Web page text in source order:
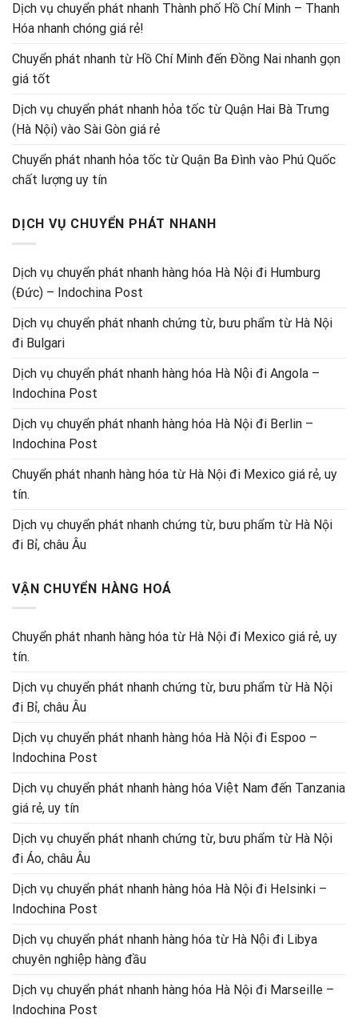
Dịch vụ chuyển phát nhanh Thành phố Hồ Chí Minh – Thanh
Hóa nhanh chóng giá rẻ!
Chuyển phát nhanh từ Hồ Chí Minh đến Đồng Nai nhanh gọn
giá tốt
Dịch vụ chuyển phát nhanh hỏa tốc từ Quận Hai Bà Trưng
(Hà Nội) vào Sài Gòn giá rẻ
Chuyển phát nhanh hỏa tốc từ Quận Ba Đình vào Phú Quốc
chất lượng uy tín
DỊCH VỤ CHUYỂN PHÁT NHANH
Dịch vụ chuyển phát nhanh hàng hóa Hà Nội đi Humburg
(Đức) – Indochina Post
Dịch vụ chuyển phát nhanh chứng từ, bưu phẩm từ Hà Nội
đi Bulgari
Dịch vụ chuyển phát nhanh hàng hóa Hà Nội đi Angola –
Indochina Post
Dịch vụ chuyển phát nhanh hàng hóa Hà Nội đi Berlin –
Indochina Post
Chuyển phát nhanh hàng hóa từ Hà Nội đi Mexico giá rẻ, uy
tín.
Dịch vụ chuyển phát nhanh chứng từ, bưu phẩm từ Hà Nội
đi Bỉ, châu Âu
VẬN CHUYỂN HÀNG HOÁ
Chuyển phát nhanh hàng hóa từ Hà Nội đi Mexico giá rẻ, uy
tín.
Dịch vụ chuyển phát nhanh chứng từ, bưu phẩm từ Hà Nội
đi Bỉ, châu Âu
Dịch vụ chuyển phát nhanh hàng hóa Hà Nội đi Espoo –
Indochina Post
Dịch vụ chuyển phát nhanh hàng hóa Việt Nam đến Tanzania
giá rẻ, uy tín
Dịch vụ chuyển phát nhanh chứng từ, bưu phẩm từ Hà Nội
đi Áo, châu Âu
Dịch vụ chuyển phát nhanh hàng hóa Hà Nội đi Helsinki –
Indochina Post
Dịch vụ chuyển phát nhanh hàng hóa từ Hà Nội đi Libya
chuyên nghiệp hàng đầu
Dịch vụ chuyển phát nhanh hàng hóa Hà Nội đi Marseille –
Indochina Post